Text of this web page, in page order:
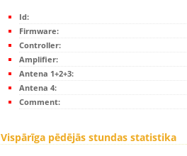
Id:
Firmware:
Controller:
Amplifier:
Antena 1+2+3:
Antena 4:
Comment:
Vispārīga pēdējās stundas statistika